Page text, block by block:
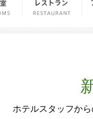
ホテルスタッフか